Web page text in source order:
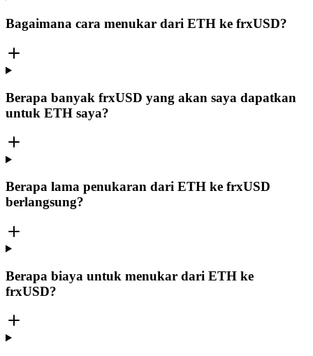
Bagaimana cara menukar dari ETH ke frxUSD?
Berapa banyak frxUSD yang akan saya dapatkan
untuk ETH saya?
Berapa lama penukaran dari ETH ke frxUSD
berlangsung?
Berapa biaya untuk menukar dari ETH ke
frxUSD?